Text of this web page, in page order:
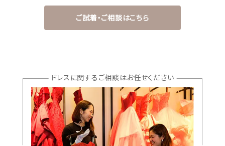
ドレスブランド
フォトウエディング
神社結婚式 お問い合わせ
ご試着・ご相談はこちら
ドレスに関するご相談はお任せください